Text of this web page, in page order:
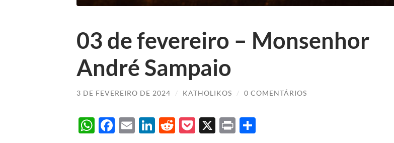
03 de fevereiro – Monsenhor
André Sampaio
3 DE FEVEREIRO DE 2024 / KATHOLIKOS / 0 COMENTÁRIOS
WhatsApp
Facebook
EmailLinkedIn
Reddit
Pocket
X Print